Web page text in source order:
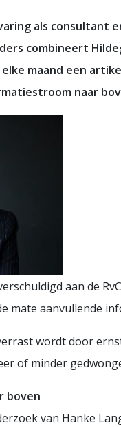
als consultant
combineert
maand een
naar
aan de
mate aanvullende
wordt door
of minder
boven
van Hanke